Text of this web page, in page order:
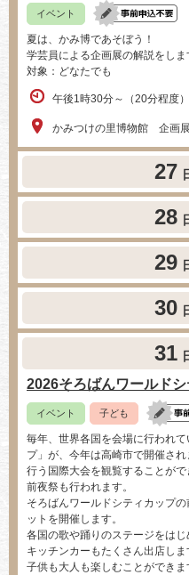
イベント
夏は、かみ博であそぼう！
学芸員による企画展の解説をしま
対象：どなたでも
午後1時30分～（20分程度）
かみつけの里博物館 企画
27
28
29
30
31
2026そろばんワールド
イベント 子ども
毎年、世界各国を会場に行われ
プ」が、今年は高崎市で開催さ
行う国際大会を観覧することがで
前夜祭も行われます。
そろばんワールドシティカップ
ットを開催します。
各国の歌や踊りのステージをは
キッチンカーもたくさん出店しま
子供も大人も楽しむことができま